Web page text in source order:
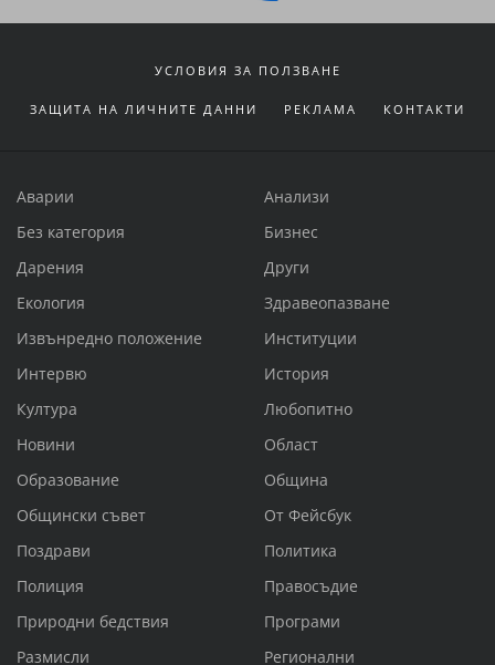
УСЛОВИЯ ЗА ПОЛЗВАНЕ
ЗАЩИТА НА ЛИЧНИТЕ ДАННИ РЕКЛАМА КОНТАКТИ
Аварии
Анализи
Без категория
Бизнес
Дарения
Други
Екология
Здравеопазване
Извънредно положение
Институции
Интервю
История
Култура
Любопитно
Новини
Област
Образование
Община
Общински съвет
От Фейсбук
Поздрави
Политика
Полиция
Правосъдие
Природни бедствия
Програми
Размисли
Регионални